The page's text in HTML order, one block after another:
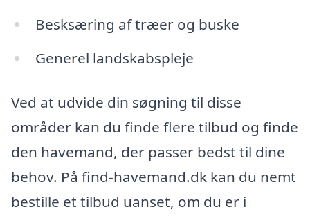
Besksæring af træer og buske
Generel landskabspleje
Ved at udvide din søgning til disse
områder kan du finde flere tilbud og finde
den havemand, der passer bedst til dine
behov. På find-havemand.dk kan du nemt
bestille et tilbud uanset, om du er i